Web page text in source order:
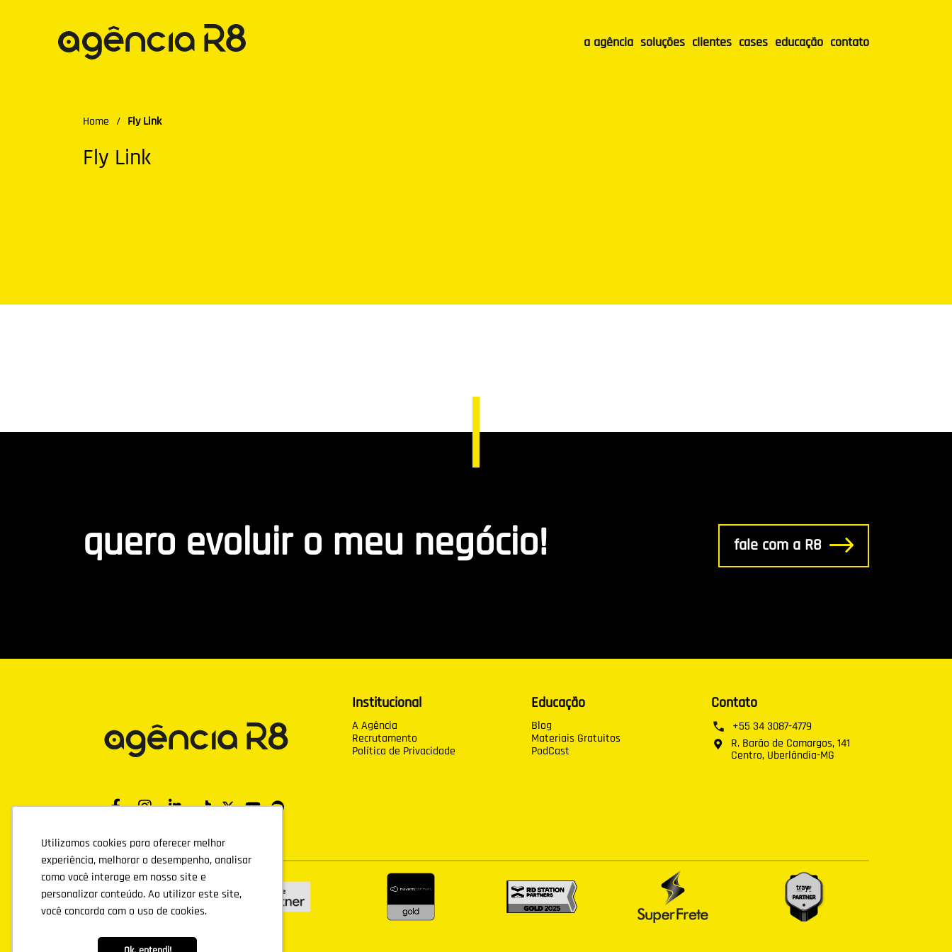
Utilizamos cookies para oferecer melhor
experiência, melhorar o desempenho, analisar
como você interage em nosso site e
personalizar conteúdo. Ao utilizar este site,
você concorda com o uso de cookies.
Utilizamos cookies para oferecer melhor
experiência, melhorar o desempenho, analisar
como você interage em nosso site e
personalizar conteúdo. Ao utilizar este site,
você concorda com o uso de cookies.
a agência soluções clientes cases educação contato
Home / Fly Link
Fly Link
quero evoluir o meu negócio! fale com a R8
Institucional
A Agência
Recrutamento
Política de Privacidade
Educação
Blog
Materiais Gratuitos
PodCast
Contato
+55 34 3087-4779
R. Barão de Camargos, 141
Centro, Uberlândia-MG